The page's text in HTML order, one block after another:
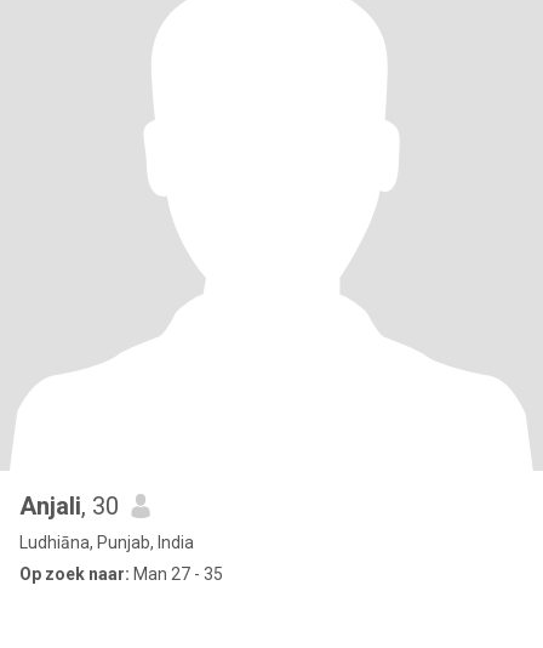
Anjali, 30
Ludhiāna, Punjab, India
Op zoek naar: Man 27 - 35